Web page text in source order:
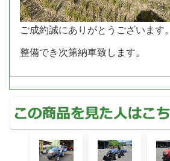
ご成約誠にありがとうございます。
整備でき次第納車致します。